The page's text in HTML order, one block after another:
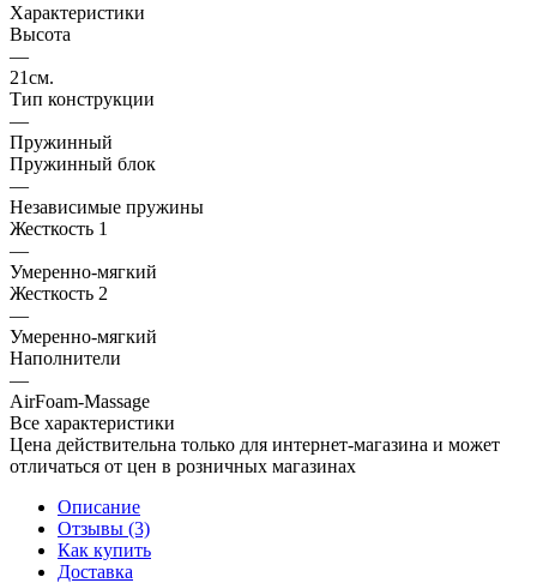
Характеристики
Высота
—
21см.
Тип конструкции
—
Пружинный
Пружинный блок
—
Независимые пружины
Жесткость 1
—
Умеренно-мягкий
Жесткость 2
—
Умеренно-мягкий
Наполнители
—
AirFoam-Massage
Все характеристики
Цена действительна только для интернет-магазина и может
отличаться от цен в розничных магазинах
Описание
Отзывы (3)
Как купить
Доставка